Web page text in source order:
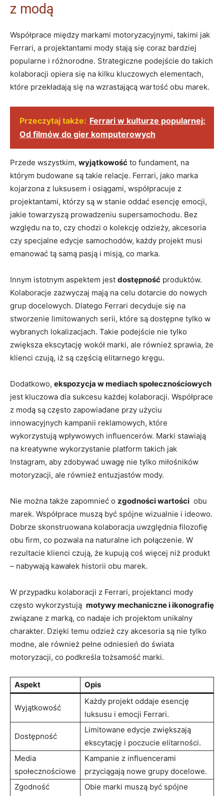
z modą
Współprace⁢ między markami motoryzacyjnymi, takimi⁤ jak
Ferrari, a projektantami mody​ stają się⁤ coraz⁣ bardziej
popularne⁤ i różnorodne. Strategiczne podejście do takich
kolaboracji opiera ‌się⁤ na kilku kluczowych elementach,
‍które ⁢przekładają się na ⁢wzrastającą wartość ⁤obu marek.
Przeczytaj także: Ferrari w kulturze popularnej:
Od filmów do gier komputerowych
Przede wszystkim, wyjątkowość to ⁢fundament, na
którym budowane są takie relacje. ‌Ferrari, jako marka
kojarzona z luksusem i ⁣osiągami, współpracuje z
projektantami, ⁢którzy‍ są w stanie oddać esencję emocji,
‍jakie​ towarzyszą prowadzeniu supersamochodu. Bez
względu ‍na to, czy chodzi o kolekcję ​odzieży, akcesoria
czy specjalne ​edycje‍ samochodów,‌ każdy ‍projekt musi
emanować tą samą pasją i misją,​ co marka.
Innym istotnym ‍aspektem jest dostępność produktów.
Kolaboracje zazwyczaj mają na celu ​dotarcie do nowych
grup ‍docelowych. Dlatego Ferrari decyduje się na
‌stworzenie limitowanych serii, które⁢ są ‌dostępne‍ tylko w⁢
wybranych​ lokalizacjach. Takie podejście nie tylko
zwiększa⁣ ekscytację wokół marki, ale również​ sprawia, ‌że
klienci ‍czują, ​iż są częścią elitarnego kręgu.
Dodatkowo, ekspozycja w mediach społecznościowych
jest kluczowa dla sukcesu każdej kolaboracji. Współprace
z ​modą są często ‌zapowiadane przy⁢ użyciu
innowacyjnych kampanii reklamowych, ‍które
wykorzystują wpływowych ⁣influencerów. Marki stawiają
na kreatywne wykorzystanie⁤ platform takich jak
Instagram, aby zdobywać uwagę nie tylko⁢ miłośników
motoryzacji, ale⁢ również entuzjastów mody.
Nie można także zapomnieć‍ o⁤ zgodności wartości ‍ obu
‌marek. Współprace muszą być ⁢spójne wizualnie i ideowo.
Dobrze⁤ skonstruowana kolaboracja ‍uwzględnia filozofię
obu firm, co pozwala na‌ naturalne ‌ich połączenie. W
rezultacie klienci czują, że ⁤kupują coś ⁣więcej niż produkt
– nabywają ⁤kawałek historii obu marek.
W‌ przypadku kolaboracji z‍ Ferrari, projektanci mody
często wykorzystują ⁢ motywy mechaniczne i ikonografię
związane⁤ z marką, ‌co nadaje ich projektom unikalny‌
charakter. Dzięki temu⁤ odzież czy⁣ akcesoria są‌ nie tylko
‍modne, ale również pełne ⁤odniesień‍ do świata
motoryzacji,⁤ co podkreśla tożsamość marki.
Aspekt Opis
Wyjątkowość
Każdy projekt ⁤oddaje esencję
luksusu i emocji Ferrari.
Dostępność
Limitowane edycje zwiększają
ekscytację i poczucie elitarności.
Media
społecznościowe
Kampanie z⁢ influencerami
przyciągają nowe⁢ grupy docelowe.
Zgodność
Obie marki muszą być⁢ spójne